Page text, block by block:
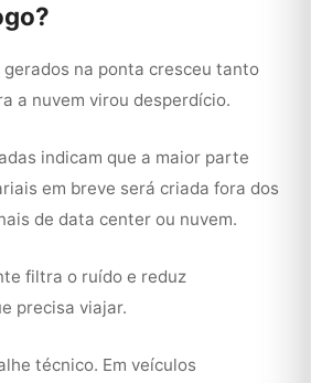
gerados na ponta cresceu tanto
a nuvem virou desperdício.
indicam que a maior parte
em breve será criada fora dos
de data center ou nuvem.
filtra o ruído e reduz
precisa viajar.
técnico. Em veículos